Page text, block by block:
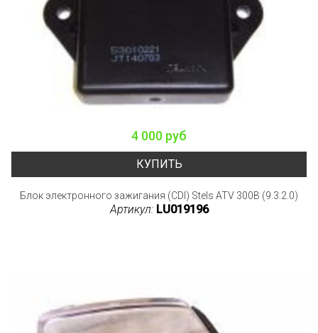
4 000 руб
КУПИТЬ
Блок электронного зажигания (CDI) Stels ATV 300B (9.3.2.0)
Артикул: LU019196